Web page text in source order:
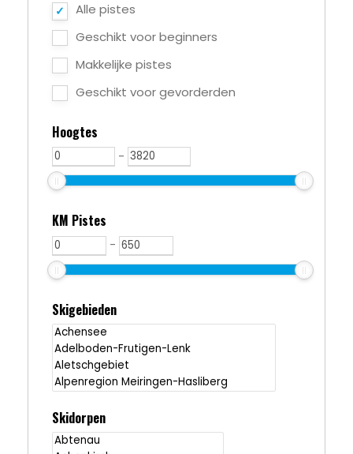
Alle pistes
Geschikt voor beginners
Makkelijke pistes
Geschikt voor gevorderden
Hoogtes
-
KM Pistes
-
Skigebieden
Skidorpen